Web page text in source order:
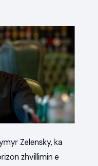
Zelensky, ka
zhvillimin e